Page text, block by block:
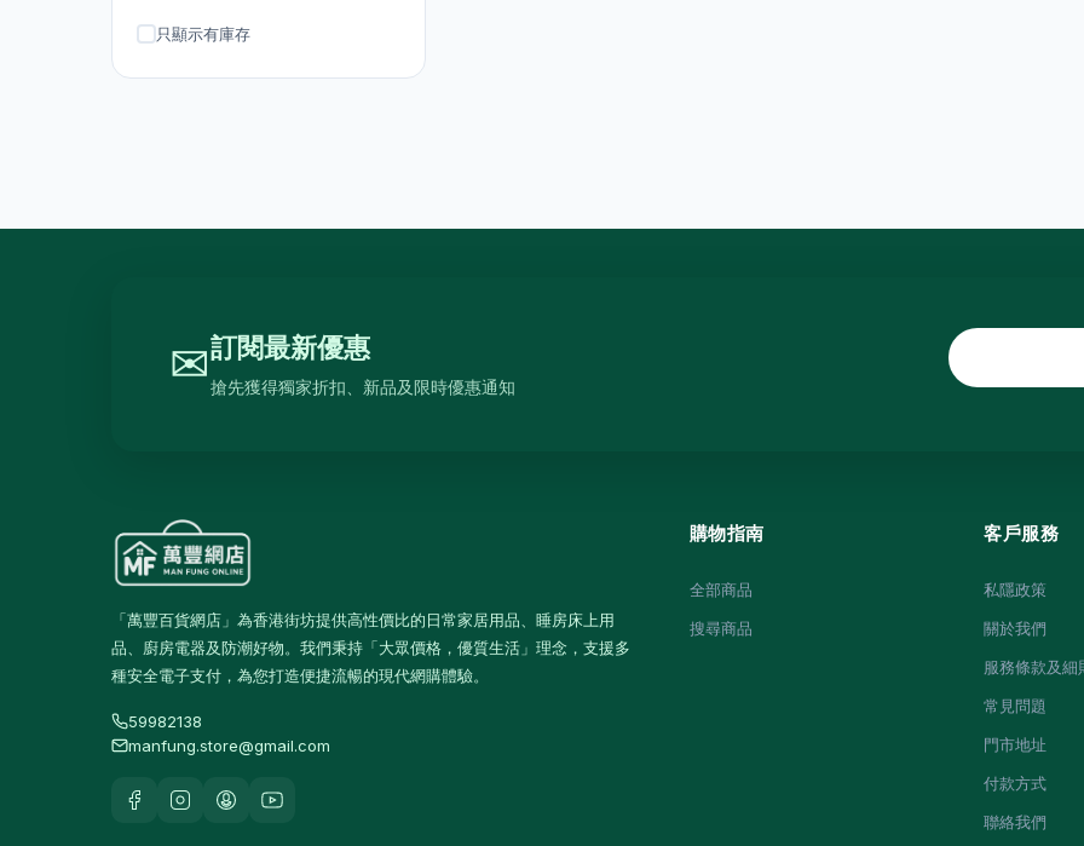
廚房電器
抽濕機 4
熨斗及掛熨機 4
理髮及修剪器
小型生活電器
原箱優惠 - 飲料及飲品 1
茶類飲品
只顯示有庫存
✉訂閱最新優惠
搶先獲得獨家折扣、新品及限時優惠通知
「萬豐百貨網店」為香港街坊提供高性價比的日常家居用品、睡房床上用
品、廚房電器及防潮好物。我們秉持「大眾價格，優質生活」理念，支援多
種安全電子支付，為您打造便捷流暢的現代網購體驗。
59982138
manfung.store@gmail.com
購物指南
全部商品
搜尋商品
客戶服務
私隱政策
關於我們
服務條款及細
常見問題
門市地址
付款方式
聯絡我們